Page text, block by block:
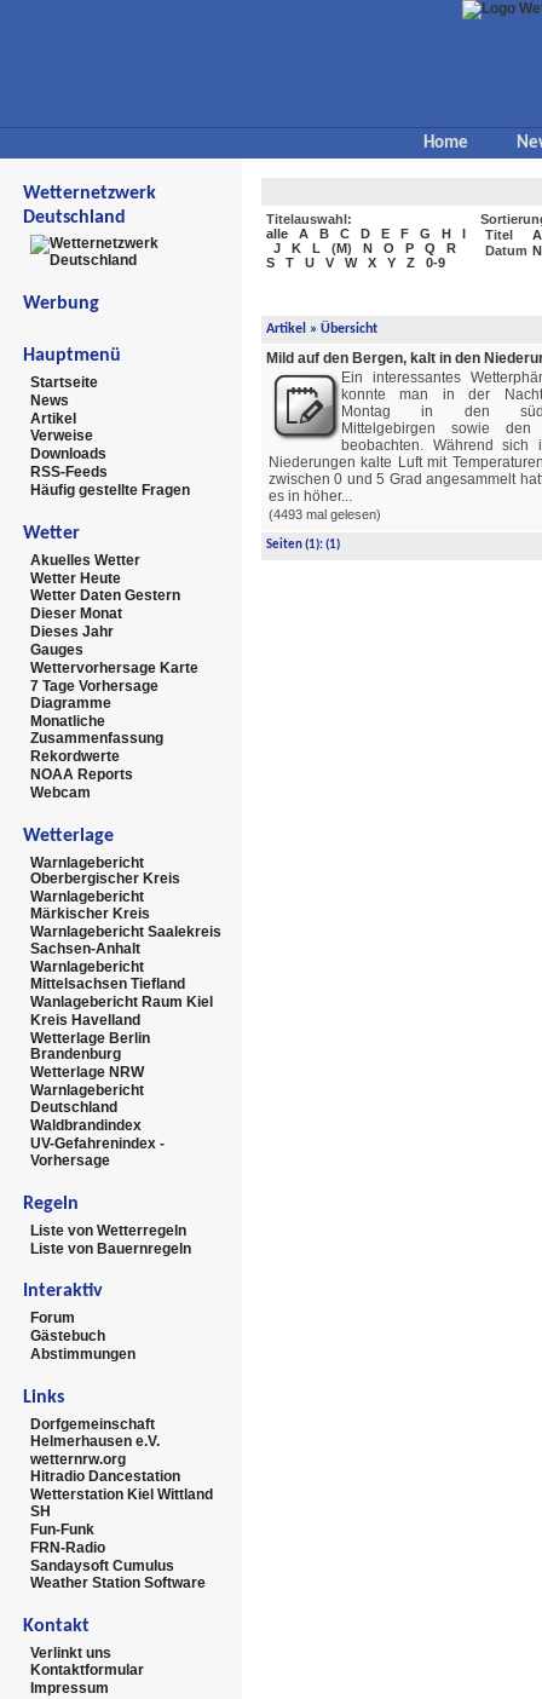
Home
Wetternetzwerk
Deutschland
Werbung
Hauptmenü
Startseite
News
Artikel
Verweise
Downloads
RSS-Feeds
Häufig gestellte Fragen
Wetter
Akuelles Wetter
Wetter Heute
Wetter Daten Gestern
Dieser Monat
Dieses Jahr
Gauges
Wettervorhersage Karte
7 Tage Vorhersage
Diagramme
Monatliche
Zusammenfassung
Rekordwerte
NOAA Reports
Webcam
Wetterlage
Warnlagebericht
Oberbergischer Kreis
Warnlagebericht
Märkischer Kreis
Warnlagebericht Saalekreis
Sachsen-Anhalt
Warnlagebericht
Mittelsachsen Tiefland
Wanlagebericht Raum Kiel
Kreis Havelland
Wetterlage Berlin
Brandenburg
Wetterlage NRW
Warnlagebericht
Deutschland
Waldbrandindex
UV-Gefahrenindex -
Vorhersage
Regeln
Liste von Wetterregeln
Liste von Bauernregeln
Interaktiv
Forum
Gästebuch
Abstimmungen
Links
Dorfgemeinschaft
Helmerhausen e.V.
wetternrw.org
Hitradio Dancestation
Wetterstation Kiel Wittland
SH
Fun-Funk
FRN-Radio
Sandaysoft Cumulus
Weather Station Software
Kontakt
Verlinkt uns
Kontaktformular
Impressum
Titelauswahl:
alle
A B C D E F G H
I
J
K L (M) N O P Q
R
S
T U V W X Y Z 0-9
Titel
Datum
Artikel » Übersicht
Mild auf den Bergen, kalt in den
Ein interessantes
konnte man in der
Montag in den
Mittelgebirgen sowie den
beobachten. Während sich
Niederungen kalte Luft mit
zwischen 0 und 5 Grad angesammelt
es in höher...
(4493 mal gelesen)
Seiten(1):(1)